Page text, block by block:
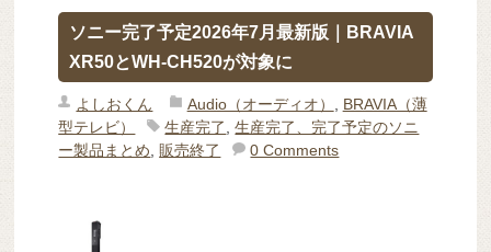
ソニー完了予定2026年7月最新版｜BRAVIA
XR50とWH-CH520が対象に
よしおくん Audio（オーディオ） , BRAVIA（薄
型テレビ）
生産完了,生産完了、完了予定のソニ
ー製品まとめ,販売終了 0 Comments